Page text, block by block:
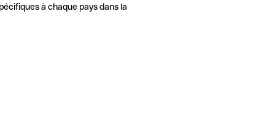
à chaque pays dans la